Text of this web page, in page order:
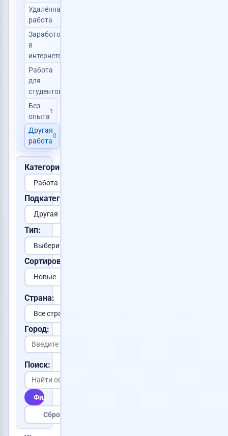
Удалённая
работа
Заработок
в
интернете
Работа
для
студентов
Без
опыта
1
Другая
работа
0
Категория:
Подкатегория:
Тип:
Сортировка:
Страна:
Город:
Поиск:
Фильтровать
Сбросить